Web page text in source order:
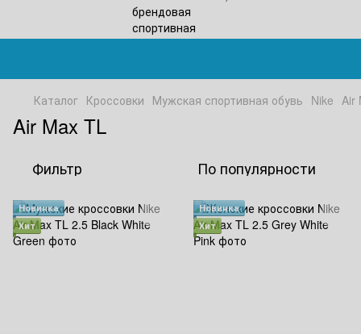
Каталог Кроссовки Мужская спортивная обувь Nike Air
Air Max TL
Фильтр По популярности
Новинка
Хит
Новинка
Хит